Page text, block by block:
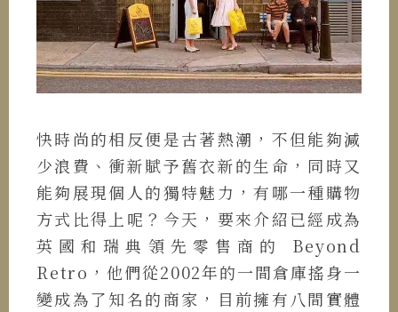
快時尚的相反便是古著熱潮，不但能夠減
少浪費、衝新賦予舊衣新的生命，同時又
能夠展現個人的獨特魅力，有哪一種購物
方式比得上呢？今天，要來介紹已經成為
英國和瑞典領先零售商的 Beyond
Retro，他們從2002年的一間倉庫搖身一
變成為了知名的商家，目前擁有八間實體